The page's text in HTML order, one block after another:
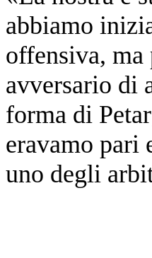
abbiamo
offensiva,
avversario di
forma di
eravamo pari
uno degli